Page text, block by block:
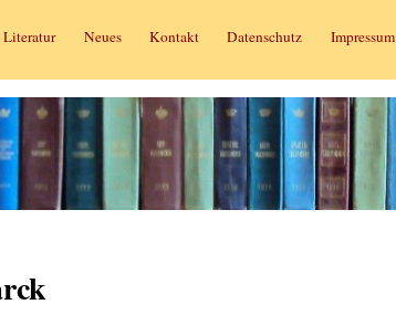
Literatur Neues Kontakt Datenschutz Impressum